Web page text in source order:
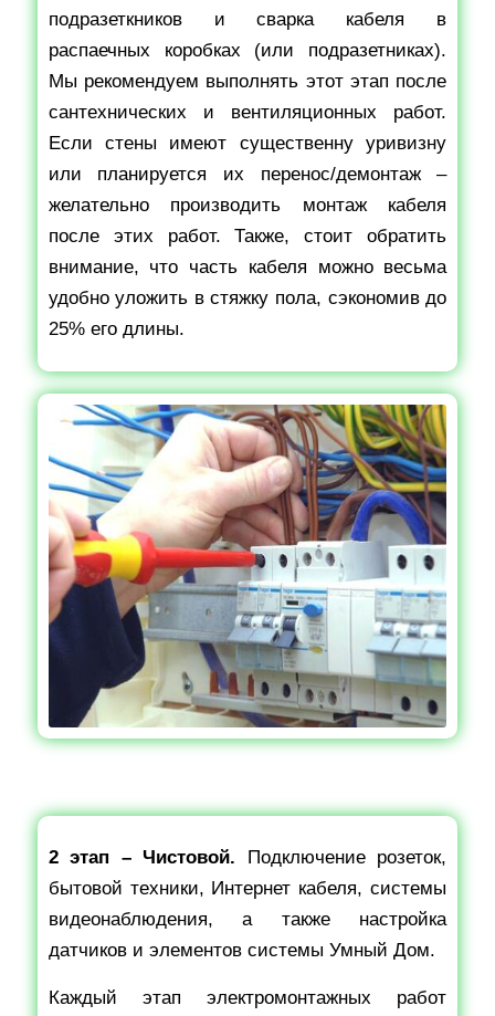
подразеткников и сварка кабеля в
распаечных коробках (или подразетниках).
Мы рекомендуем выполнять этот этап после
сантехнических и вентиляционных работ.
Если стены имеют существенну уривизну
или планируется их перенос/демонтаж –
желательно производить монтаж кабеля
после этих работ. Также, стоит обратить
внимание, что часть кабеля можно весьма
удобно уложить в стяжку пола, сэкономив до
25% его длины.
2 этап – Чистовой. Подключение розеток,
бытовой техники, Интернет кабеля, системы
видеонаблюдения, а также настройка
датчиков и элементов системы Умный Дом.
Каждый этап электромонтажных работ